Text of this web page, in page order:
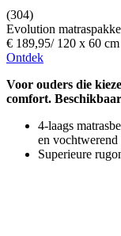
(304)
Evolution
€ 189,95/ 120 x 60 cm
Ontdek
Voor ouders die
comfort.
4-laags
en
Superieure